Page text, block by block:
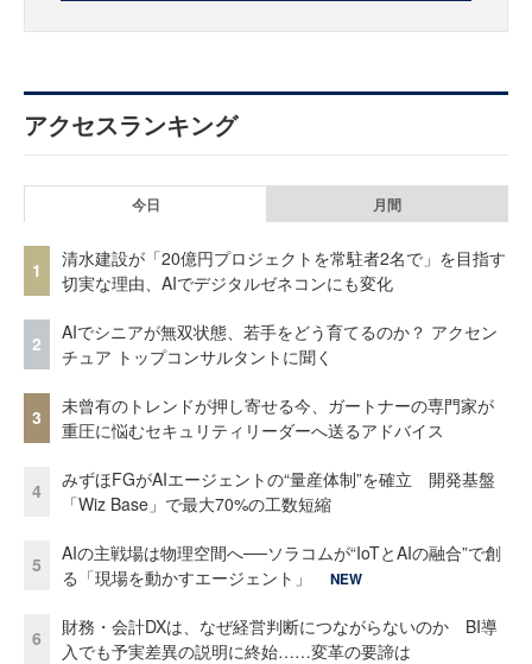
アクセスランキング
今日 月間
1
清水建設が「20億円プロジェクトを常駐者2名で」を目指す
切実な理由、AIでデジタルゼネコンにも変化
2
AIでシニアが無双状態、若手をどう育てるのか？ アクセン
チュア トップコンサルタントに聞く
3
未曾有のトレンドが押し寄せる今、ガートナーの専門家が
重圧に悩むセキュリティリーダーへ送るアドバイス
4
みずほFGがAIエージェントの“量産体制”を確立 開発基盤
「Wiz Base」で最大70%の工数短縮
5
AIの主戦場は物理空間へ──ソラコムが“IoTとAIの融合”で創
る「現場を動かすエージェント」
NEW
6
財務・会計DXは、なぜ経営判断につながらないのか BI導
入でも予実差異の説明に終始……変革の要諦は